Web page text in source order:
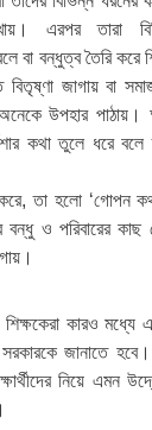
এরপর তারা
বা বন্ধুত্ব তৈরি করে
বিতৃষ্ণা জাগায় বা
উপহার
কথা তুলে ধরে বলে
তা হলো ‘গোপন কথা
ও পরিবারের কাছ
কারও মধ্যে
জানাতে
নিয়ে এমন